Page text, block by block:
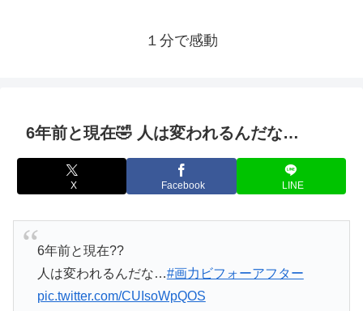
１分で感動
6年前と現在🤣 人は変われるんだな…
X Facebook LINE
6年前と現在??
人は変われるんだな…#画力ビフォーアフター
pic.twitter.com/CUIsoWpQOS